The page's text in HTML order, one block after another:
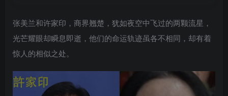
张美兰和许家印，商界翘楚，犹如夜空中飞过的两颗流星，
光芒耀眼却瞬息即逝，他们的命运轨迹虽各不相同，却有着
惊人的相似之处。